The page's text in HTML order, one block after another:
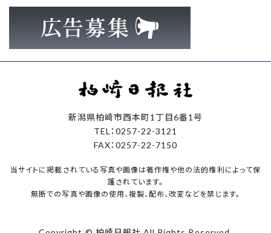
ブ
新潟県柏崎市西本町1丁目6番1号
TEL：0257-22-3121
FAX：0257-22-7150
当サイトに掲載されている写真や画像は著作権や他の法的権利によって保
護されています。
無断での写真や画像の使用、複製、配布、改変などを禁じます。